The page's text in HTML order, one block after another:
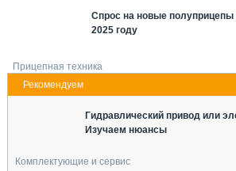
Спрос на новые полуприцепы
2025 году
Прицепная техника
Гидравлический привод или
Изучаем нюансы
Комплектующие и сервис